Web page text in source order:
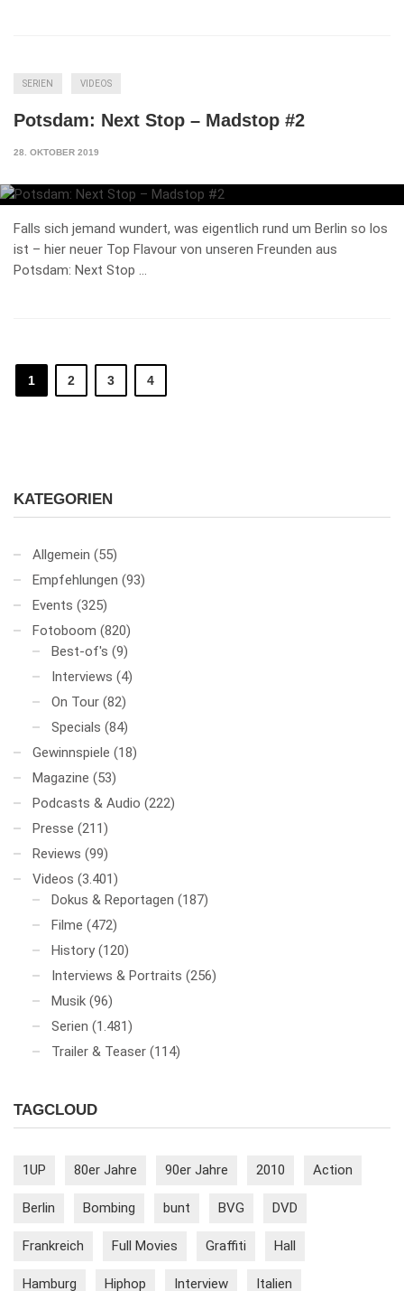
SERIEN VIDEOS
Potsdam: Next Stop – Madstop #2
28. OKTOBER 2019
Falls sich jemand wundert, was eigentlich rund um Berlin so los
ist – hier neuer Top Flavour von unseren Freunden aus
Potsdam: Next Stop …
1 2 3 4
KATEGORIEN
Allgemein (55)
Empfehlungen (93)
Events (325)
Fotoboom (820)
Best-of's (9)
Interviews (4)
On Tour (82)
Specials (84)
Gewinnspiele (18)
Magazine (53)
Podcasts & Audio (222)
Presse (211)
Reviews (99)
Videos (3.401)
Dokus & Reportagen (187)
Filme (472)
History (120)
Interviews & Portraits (256)
Musik (96)
Serien (1.481)
Trailer & Teaser (114)
TAGCLOUD
1UP 80er Jahre 90er Jahre 2010 Action
Berlin Bombing bunt BVG DVD
Frankreich Full Movies Graffiti Hall
Hamburg Hiphop Interview Italien